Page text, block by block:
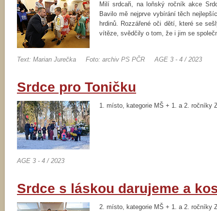
Milí srdcaři, na loňský ročník akce
Bavilo mě nejprve vybírání těch
hrdinů. Rozzářené oči dětí, které se
vítěze, svědčily o tom, že i jim se
Text: Marian Jurečka Foto: archiv PS PČR AGE 3 - 4 / 2023
Srdce pro Toničku
1. místo, kategorie MŠ + 1. a 2. ročníky
AGE 3 - 4 / 2023
Srdce s láskou darujeme a
2. místo, kategorie MŠ + 1. a 2. ročníky